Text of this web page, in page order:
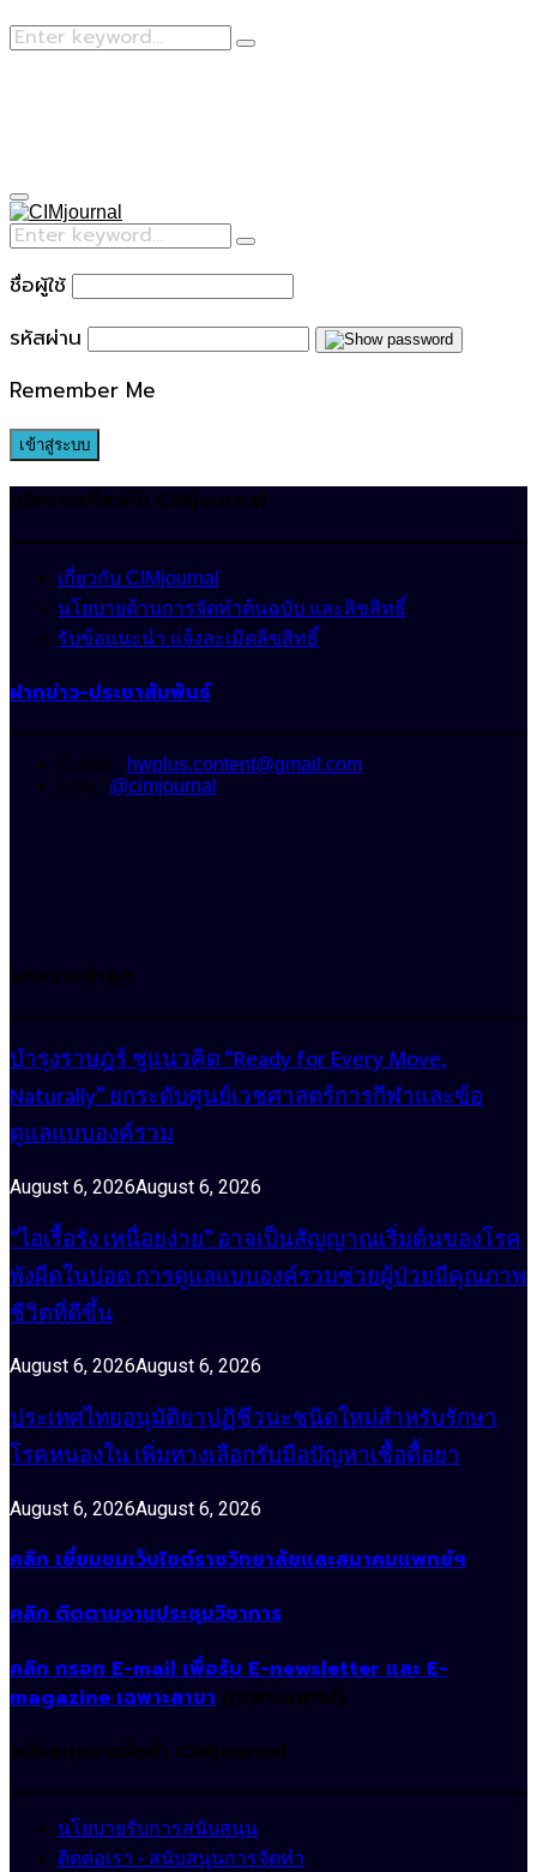
Search
Search
Primary
Menu
Search
for:
Search
ชื่อผู้ใช้
รหัสผ่าน
Remember Me
นโยบายเกี่ยวกับ CIMjournal
เกี่ยวกับ CIMjournal
นโยบายด้านการจัดทำต้นฉบับ และลิขสิทธิ์
รับข้อแนะนำ แจ้งละเมิดลิขสิทธิ์
ฝากข่าว-ประชาสัมพันธ์
E-mail : hwplus.content@gmail.com
Line : @cimjournal
บทความล่าสุด
บำรุงราษฎร์ ชูแนวคิด “Ready for Every Move,
Naturally” ยกระดับศูนย์เวชศาสตร์การกีฬาและข้อ
ดูแลแบบองค์รวม
August 6, 2026August 6, 2026
“ไอเรื้อรัง เหนื่อยง่าย” อาจเป็นสัญญาณเริ่มต้นของโรค
พังผืดในปอด การดูแลแบบองค์รวมช่วยผู้ป่วยมีคุณภาพ
ชีวิตที่ดีขึ้น
August 6, 2026August 6, 2026
ประเทศไทยอนุมัติยาปฏิชีวนะชนิดใหม่สำหรับรักษา
โรคหนองใน เพิ่มทางเลือกรับมือปัญหาเชื้อดื้อยา
August 6, 2026August 6, 2026
คลิก เยี่ยมชมเว็บไซต์ราชวิทยาลัยและสมาคมแพทย์ฯ
คลิก ติดตามงานประชุมวิชาการ
คลิก กรอก E-mail เพื่อรับ E-newsletter และ E-
magazine เฉพาะสาขา (เฉพาะแพทย์)
สนับสนุนการจัดทำ CIMjournal
นโยบายรับการสนับสนุน
ติดต่อเรา - สนับสนุนการจัดทำ